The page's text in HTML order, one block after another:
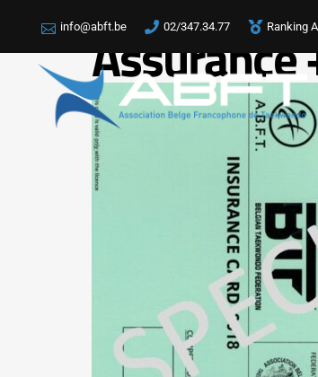
info@abft.be 02/347.34.77 Ranking
Assurance